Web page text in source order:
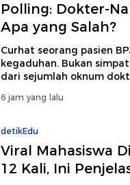
Polling: Dokter-
Apa yang Salah?
Curhat seorang pasien
kegaduhan. Bukan
dari sejumlah oknum
6 jam yang lalu
detikEdu
Viral Mahasiswa
12 Kali, Ini